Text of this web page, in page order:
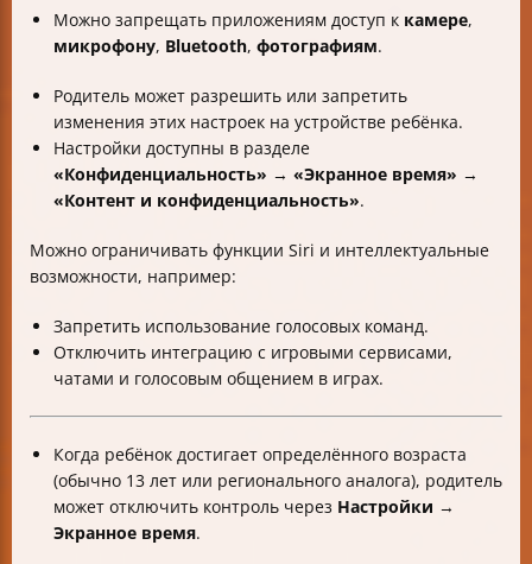
Можно запрещать приложениям доступ к камере,
микрофону, Bluetooth, фотографиям.
Родитель может разрешить или запретить
изменения этих настроек на устройстве ребёнка.
Настройки доступны в разделе
«Конфиденциальность» → «Экранное время» →
«Контент и конфиденциальность».
Можно ограничивать функции Siri и интеллектуальные
возможности, например:
Запретить использование голосовых команд.
Отключить интеграцию с игровыми сервисами,
чатами и голосовым общением в играх.
Когда ребёнок достигает определённого возраста
(обычно 13 лет или регионального аналога), родитель
может отключить контроль через Настройки →
Экранное время.